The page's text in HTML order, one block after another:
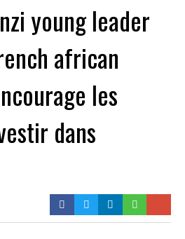
young leader
african
les
dans